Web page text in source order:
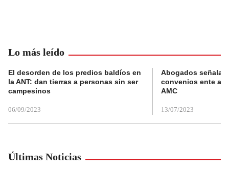
Lo más leído
El desorden de los predios baldíos en
la ANT: dan tierras a personas sin ser
campesinos
06/09/2023
Abogados
convenios ente
AMC
13/07/2023
Últimas Noticias